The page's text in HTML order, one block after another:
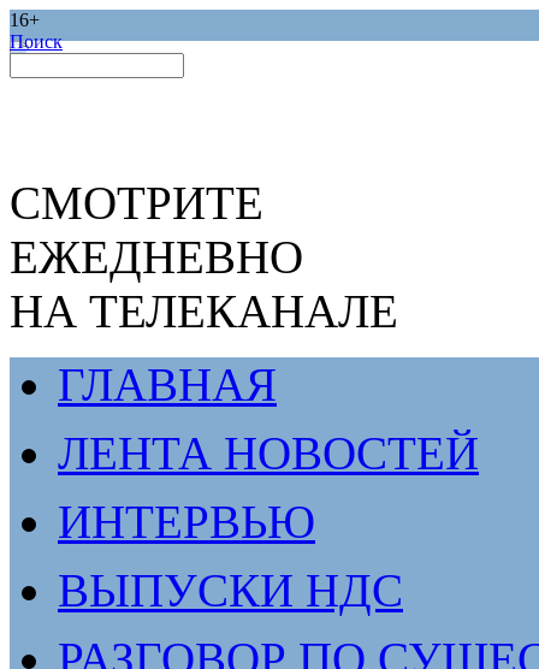
16+
Поиск
СМОТРИТЕ
ЕЖЕДНЕВНО
НА ТЕЛЕКАНАЛЕ
ГЛАВНАЯ
ЛЕНТА НОВОСТЕЙ
ИНТЕРВЬЮ
ВЫПУСКИ НДС